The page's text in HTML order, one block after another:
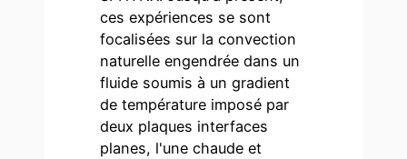
ces expériences se sont
focalisées sur la convection
naturelle engendrée dans un
fluide soumis à un gradient
de température imposé par
deux plaques interfaces
planes, l'une chaude et